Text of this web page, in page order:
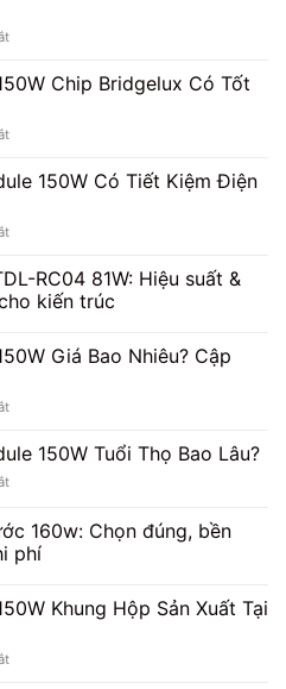
ở
Pha
Module
Chip
Sáng
Nào?
Chip Bridgelux Có Tốt
ở
Pha
Module
Chip
Có
Tốt
150W Có Tiết Kiệm Điện
ở
Pha
LED
Module
Có
Điện
RC04 81W: Hiệu suất &
kiến trúc
Giá Bao Nhiêu? Cập
ở
Pha
Module
150W
Bao
Nhiêu?
Cập
Mới
150W Tuổi Thọ Bao Lâu?
ở
Pha
LED
Module
Tuổi
Lâu?
160w: Chọn đúng, bền
phí
Khung Hộp Sản Xuất Tại
ở